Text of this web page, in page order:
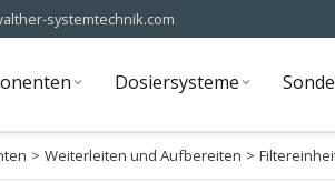
systemtechnik.com
Dosiersysteme
> Weiterleiten und Aufbereiten >